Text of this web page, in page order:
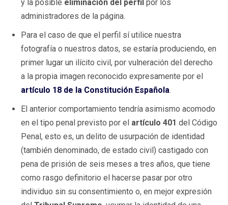
y la posible eliminación del perfil por los
administradores de la página.
Para el caso de que el perfil sí utilice nuestra
fotografía o nuestros datos, se estaría produciendo, en
primer lugar un ilícito civil, por vulneración del derecho
a la propia imagen reconocido expresamente por el
artículo 18 de la Constitución Española.
El anterior comportamiento tendría asimismo acomodo
en el tipo penal previsto por el artículo 401 del Código
Penal, esto es, un delito de usurpación de identidad
(también denominado, de estado civil) castigado con
pena de prisión de seis meses a tres años, que tiene
como rasgo definitorio el hacerse pasar por otro
individuo sin su consentimiento o, en mejor expresión